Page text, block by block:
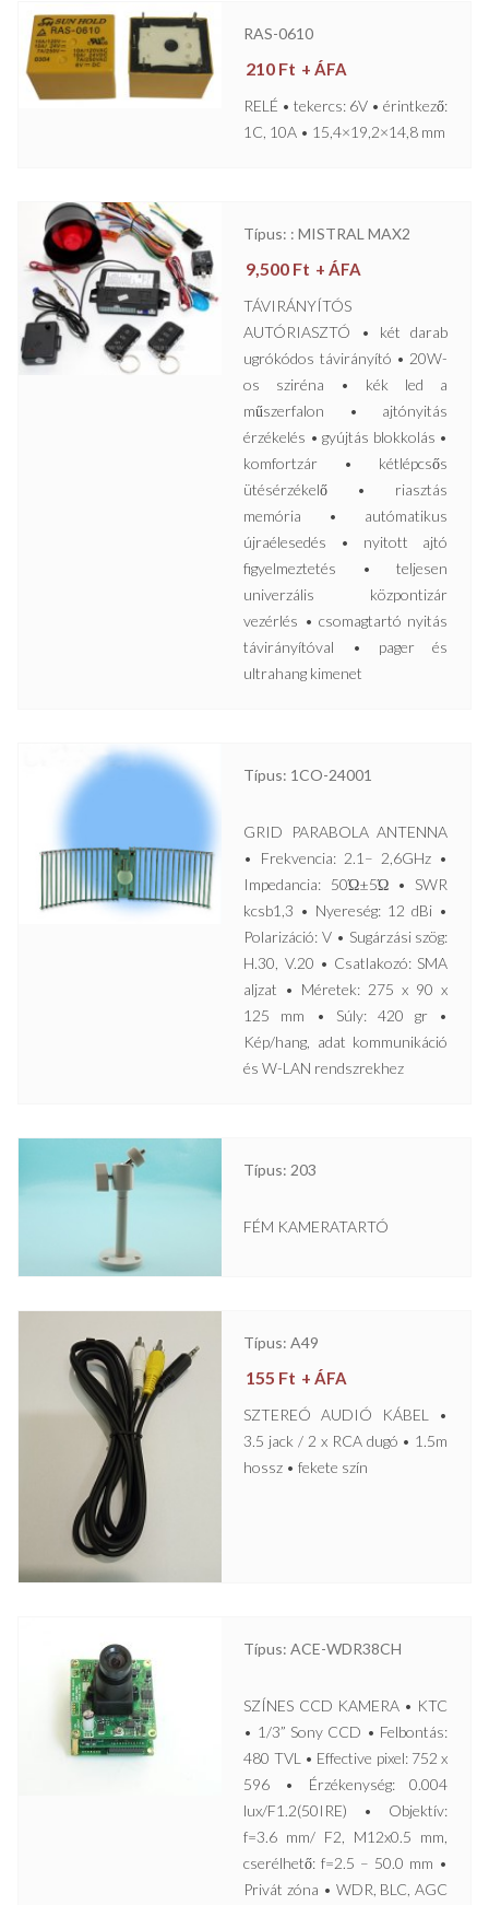
RAS-0610
210 Ft + ÁFA
RELÉ • tekercs: 6V • érintkező:
1C, 10A • 15,4×19,2×14,8 mm
Típus: : MISTRAL MAX2
9,500 Ft + ÁFA
TÁVIRÁNYÍTÓS
AUTÓRIASZTÓ • két darab
ugrókódos távirányító • 20W-
os sziréna • kék led a
műszerfalon • ajtónyitás
érzékelés • gyújtás blokkolás •
komfortzár • kétlépcsős
ütésérzékelő • riasztás
memória • autómatikus
újraélesedés • nyitott ajtó
figyelmeztetés • teljesen
univerzális központizár
vezérlés • csomagtartó nyitás
távirányítóval • pager és
ultrahang kimenet
Típus: 1CO-24001
GRID PARABOLA ANTENNA
• Frekvencia: 2.1– 2,6GHz •
Impedancia: 50Ώ±5Ώ • SWR
kcsb1,3 • Nyereség: 12 dBi •
Polarizáció: V • Sugárzási szög:
H.30, V.20 • Csatlakozó: SMA
aljzat • Méretek: 275 x 90 x
125 mm • Súly: 420 gr •
Kép/hang, adat kommunikáció
és W-LAN rendszrekhez
Típus: 203
FÉM KAMERATARTÓ
Típus: A49
155 Ft + ÁFA
SZTEREÓ AUDIÓ KÁBEL •
3.5 jack / 2 x RCA dugó • 1.5m
hossz • fekete szín
Típus: ACE-WDR38CH
SZÍNES CCD KAMERA • KTC
• 1/3” Sony CCD • Felbontás:
480 TVL • Effective pixel: 752 x
596 • Érzékenység: 0.004
lux/F1.2(50IRE) • Objektív:
f=3.6 mm/ F2, M12x0.5 mm,
cserélhető: f=2.5 – 50.0 mm •
Privát zóna • WDR, BLC, AGC